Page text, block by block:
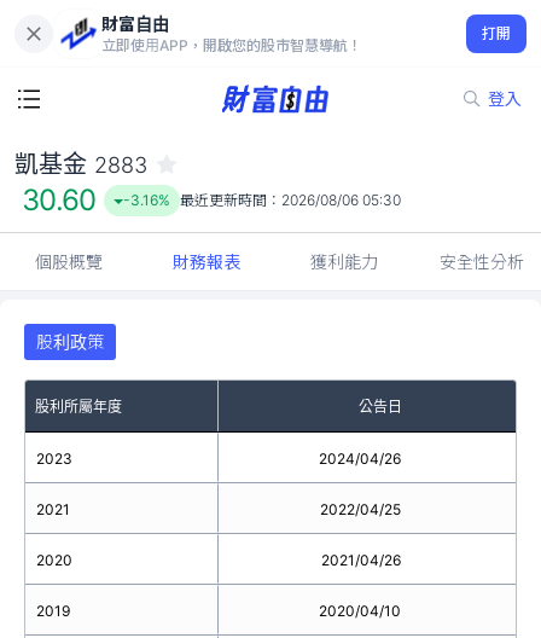
財富自由
立即使用APP，開啟您的股市智慧導航！
打開
登入
30.60
-3.16%
凱基金 2883
30.60 -3.16% 最近更新時間： 2026/08/06 05:30
個股概覽 財務報表 獲利能力 安全性分析
股利政策
股利所屬年度 公告日
2023
2021
2020
2019
2024/04/26
2022/04/25
2021/04/26
2020/04/10